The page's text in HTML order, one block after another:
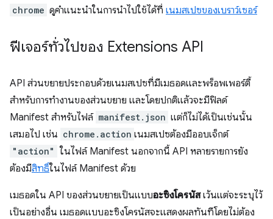
chrome ดูคำแนะนำในการนำไปใช้ได้ที่ เนมสเปซของเบราว์เซอร์
ฟีเจอร์ทั่วไปของ Extensions API
API ส่วนขยายประกอบด้วยเนมสเปซที่มีเมธอดและพร็อพเพอร์ตี้
สำหรับการทำงานของส่วนขยาย และโดยปกติแล้วจะมีฟิลด์
Manifest สำหรับไฟล์ manifest.json แต่ก็ไม่ได้เป็นเช่นนั้น
เสมอไป เช่น chrome.action เนมสเปซต้องมีออบเจ็กต์
"action" ในไฟล์ Manifest นอกจากนี้ API หลายรายการยัง
ต้องมีสิทธิ์ในไฟล์ Manifest ด้วย
เมธอดใน API ของส่วนขยายเป็นแบบอะซิงโครนัสเว้นแต่จะระบุไว้
เป็นอย่างอื่น เมธอดแบบอะซิงโครนัสจะแสดงผลทันทีโดยไม่ต้อง